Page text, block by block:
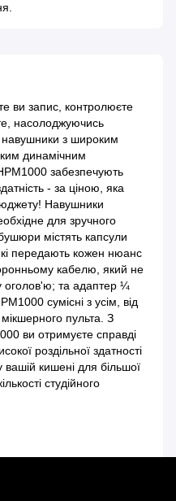
ви запис, контролюєте
насолоджуючись
з широким
динамічним
забезпечують
- за ціною, яка
Навушники
для зручного
містять капсули
передають кожен нюанс
кабелю, який не
оголов'ю; та адаптер ¼
сумісні з усім, від
пульта. З
ви отримуєте справді
роздільної здатності
кишені для більшої
студійного